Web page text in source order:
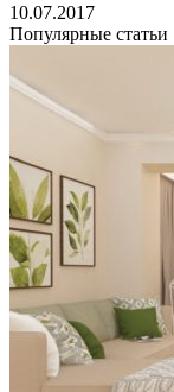
10.07.2017
Популярные статьи